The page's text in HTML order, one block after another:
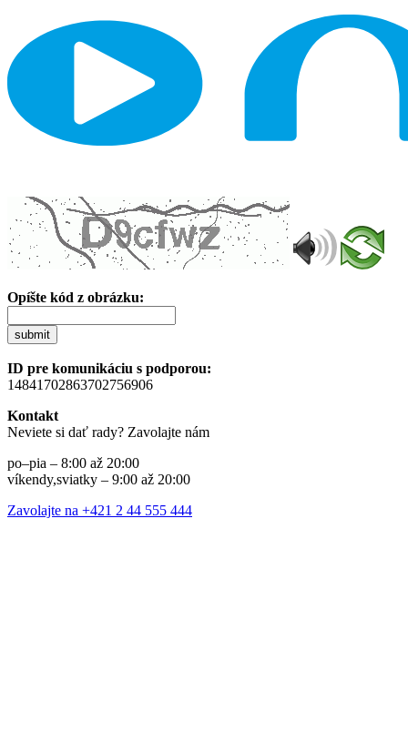
Opíšte kód z obrázku:
submit
ID pre komunikáciu s podporou:
14841702863702756906
Kontakt
Neviete si dať rady? Zavolajte nám
po–pia – 8:00 až 20:00
víkendy,sviatky – 9:00 až 20:00
Zavolajte na +421 2 44 555 444